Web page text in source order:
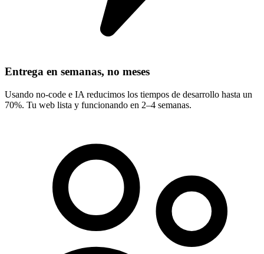
Entrega en semanas, no meses
Usando no-code e IA reducimos los tiempos de desarrollo hasta un
70%. Tu web lista y funcionando en 2–4 semanas.